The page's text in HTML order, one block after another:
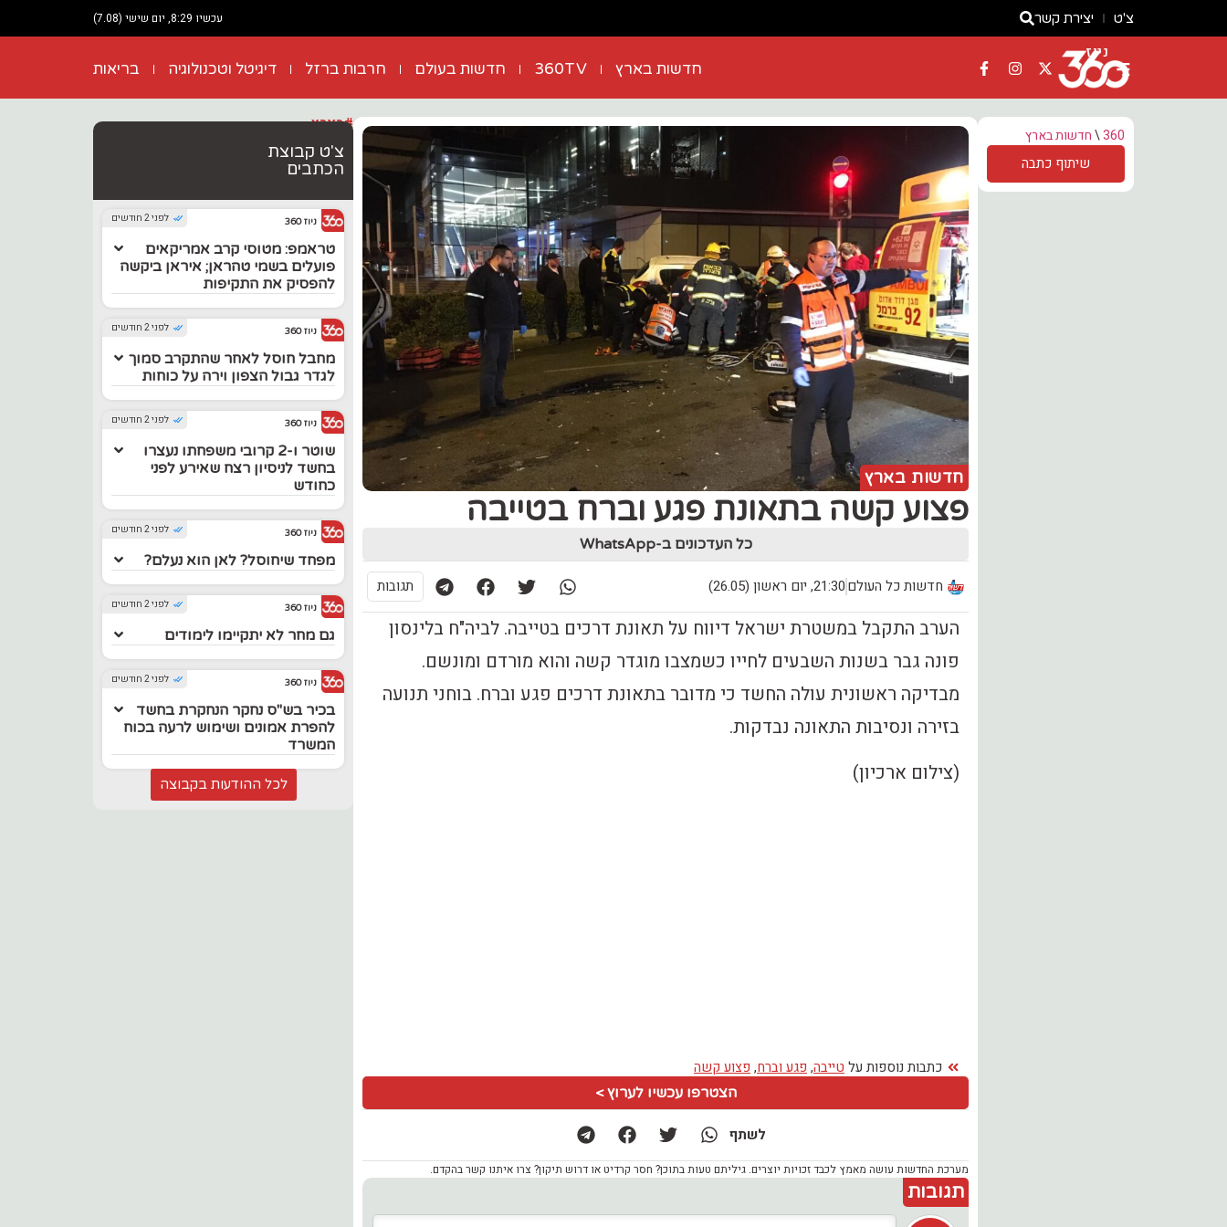
צ'ט יצירת קשר עכשיו 8:29, יום שישי (7.08)
ניוז
חדשות בארץ 360TV חדשות בעולם חרבות ברזל דיגיטל וטכנולוגיה בריאות
360
\חדשות בארץ
שיתוף כתבה
חדשות בארץ
פצוע קשה בתאונת פגע וברח בטייבה
כל העדכונים ב-WhatsApp
חדשות כל העולם21:30, יום ראשון (26.05) תגובות
הערב התקבל במשטרת ישראל דיווח על תאונת דרכים בטייבה. לביה"ח בלינסון
פונה גבר בשנות השבעים לחייו כשמצבו מוגדר קשה והוא מורדם ומונשם.
מבדיקה ראשונית עולה החשד כי מדובר בתאונת דרכים פגע וברח. בוחני תנועה
בזירה ונסיבות התאונה נבדקות.
(צילום ארכיון)
כתבות נוספות על טייבה, פגע וברח, פצוע קשה
הצטרפו עכשיו לערוץ >
לשתף
מערכת החדשות עושה מאמץ לכבד זכויות יוצרים. גיליתם טעות בתוכן? חסר קרדיט או דרוש תיקון? צרו איתנו קשר בהקדם.
תגובות
#בארץ
צ'ט קבוצת
הכתבים
לפני 2 חודשים ניוז 360
טראמפ: מטוסי קרב אמריקאים
פועלים בשמי טהראן; איראן ביקשה
להפסיק את התקיפות
לפני 2 חודשים ניוז 360
מחבל חוסל לאחר שהתקרב סמוך
לגדר גבול הצפון וירה על כוחות
לפני 2 חודשים ניוז 360
שוטר ו-2 קרובי משפחתו נעצרו
בחשד לניסיון רצח שאירע לפני
כחודש
לפני 2 חודשים ניוז 360
מפחד שיחוסל? לאן הוא נעלם?
לפני 2 חודשים ניוז 360
גם מחר לא יתקיימו לימודים
לפני 2 חודשים ניוז 360
בכיר בש"ס נחקר הנחקרת בחשד
להפרת אמונים ושימוש לרעה בכוח
המשרד
לכל ההודעות בקבוצה